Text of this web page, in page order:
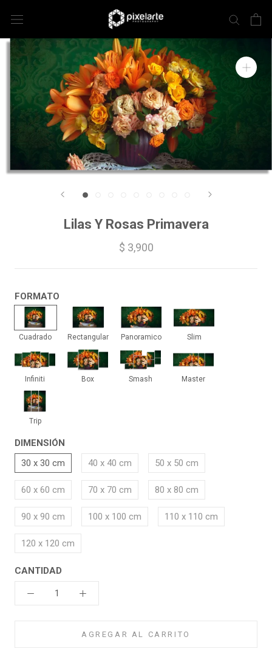
Lilas Y Rosas Primavera
$ 3,900
FORMATO
Cuadrado
Cuadrado
Rectangular
Rectangular
Panoramico
Panoramico
Slim
Slim
Infiniti
Infiniti
Box
Box
Smash
Smash
Master
Master
Trip
Trip
DIMENSIÓN
30 x 30 cm
40 x 40 cm 50 x 50 cm
60 x 60 cm 70 x 70 cm 80 x 80 cm
90 x 90 cm 100 x 100 cm 110 x 110 cm
120 x 120 cm
CANTIDAD
AGREGAR AL CARRITO